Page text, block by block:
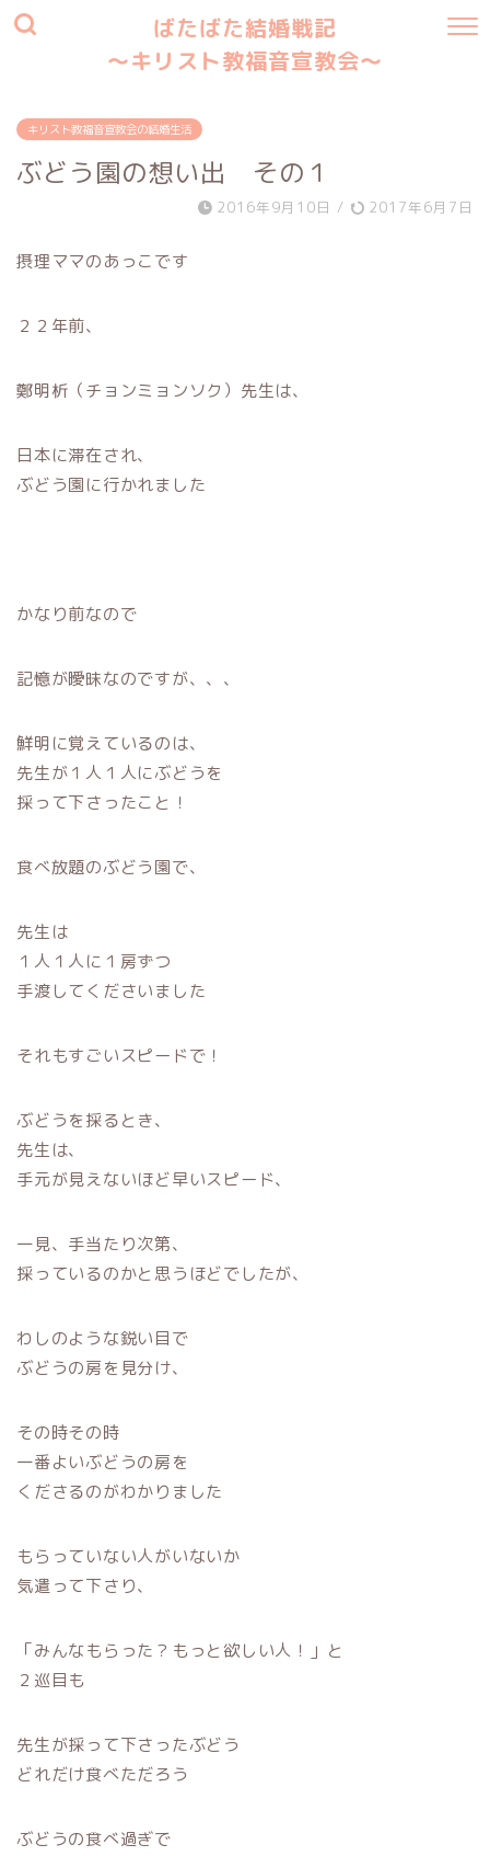
ばたばた結婚戦記
〜キリスト教福音宣教会〜
キリスト教福音宣教会の結婚生活
ぶどう園の想い出 その１
2016年9月10日 / 2017年6月7日
摂理ママのあっこです
２２年前、
鄭明析（チョンミョンソク）先生は、
日本に滞在され、
ぶどう園に行かれました
かなり前なので
記憶が曖昧なのですが、、、
鮮明に覚えているのは、
先生が１人１人にぶどうを
採って下さったこと！
食べ放題のぶどう園で、
先生は
１人１人に１房ずつ
手渡してくださいました
それもすごいスピードで！
ぶどうを採るとき、
先生は、
手元が見えないほど早いスピード、
一見、手当たり次第、
採っているのかと思うほどでしたが、
わしのような鋭い目で
ぶどうの房を見分け、
その時その時
一番よいぶどうの房を
くださるのがわかりました
もらっていない人がいないか
気遣って下さり、
「みんなもらった？もっと欲しい人！」と
２巡目も
先生が採って下さったぶどう
どれだけ食べただろう
ぶどうの食べ過ぎで